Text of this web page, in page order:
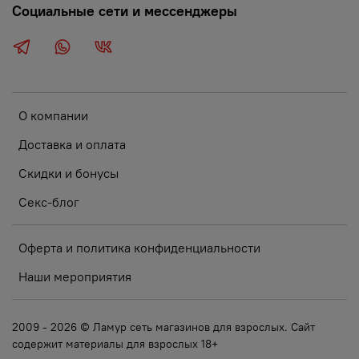
О компании
Доставка и оплата
Скидки и бонусы
Секс-блог
Оферта и политика конфиденциальности
Наши мероприятия
Социальные сети и мессенджеры
2009 - 2026 © Ламур сеть магазинов для взрослых. Сайт
содержит материалы для взрослых 18+